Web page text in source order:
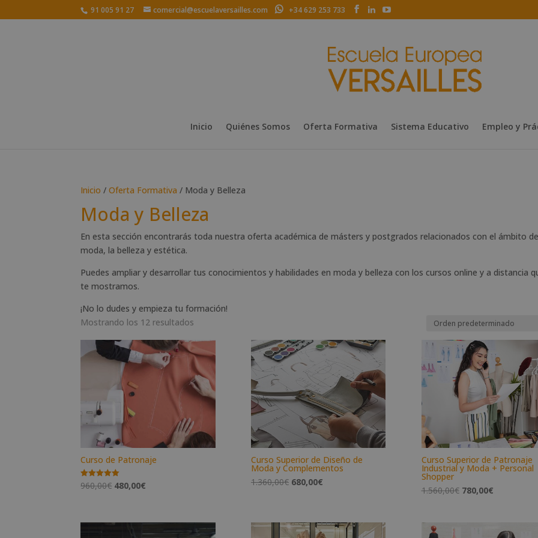
91 005 91 27 comercial@escuelaversailles.com +34 629 253 733
Inicio Quiénes Somos Oferta Formativa Sistema Educativo Empleo y
Inicio /Oferta Formativa / Moda y Belleza
Moda y Belleza
En esta sección encontrarás toda nuestra oferta académica de másters y postgrados relacionados con el ámbito
moda, la belleza y estética.
Puedes ampliar y desarrollar tus conocimientos y habilidades en moda y belleza con los cursos online y a distancia
te mostramos.
¡No lo dudes y empieza tu formación!
Mostrando los 12 resultados
Curso de Patronaje
Valorado
con
960,00€ El
era:
480,00€
es:
Curso Superior de Diseño de
Moda y Complementos
1.360,00€ El
era:
680,00€El
es:
Curso Superior de Patronaje
Industrial y Moda + Personal
Shopper
1.560,00€ El
780,00€El
es: